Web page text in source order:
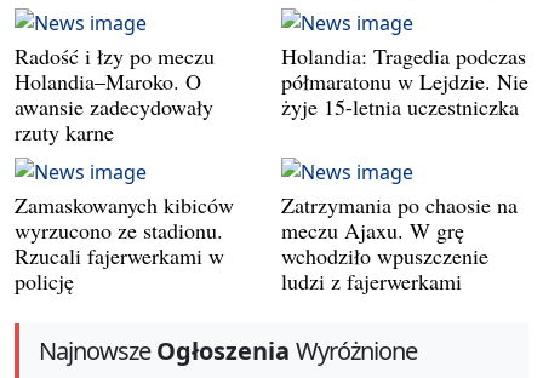
Radość i łzy po meczu
Holandia–Maroko. O
awansie zadecydowały
rzuty karne
Holandia: Tragedia podczas
półmaratonu w Lejdzie. Nie
żyje 15-letnia uczestniczka
Zamaskowanych kibiców
wyrzucono ze stadionu.
Rzucali fajerwerkami w
policję
Zatrzymania po chaosie na
meczu Ajaxu. W grę
wchodziło wpuszczenie
ludzi z fajerwerkami
NajnowszeOgłoszenia Wyróżnione